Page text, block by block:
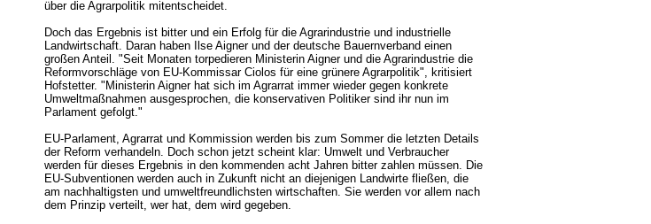
über die Agrarpolitik mitentscheidet.
Doch das Ergebnis ist bitter und ein Erfolg für die Agrarindustrie und industrielle
Landwirtschaft. Daran haben Ilse Aigner und der deutsche Bauernverband einen
großen Anteil. "Seit Monaten torpedieren Ministerin Aigner und die Agrarindustrie die
Reformvorschläge von EU-Kommissar Ciolos für eine grünere Agrarpolitik", kritisiert
Hofstetter. "Ministerin Aigner hat sich im Agrarrat immer wieder gegen konkrete
Umweltmaßnahmen ausgesprochen, die konservativen Politiker sind ihr nun im
Parlament gefolgt."
EU-Parlament, Agrarrat und Kommission werden bis zum Sommer die letzten Details
der Reform verhandeln. Doch schon jetzt scheint klar: Umwelt und Verbraucher
werden für dieses Ergebnis in den kommenden acht Jahren bitter zahlen müssen. Die
EU-Subventionen werden auch in Zukunft nicht an diejenigen Landwirte fließen, die
am nachhaltigsten und umweltfreundlichsten wirtschaften. Sie werden vor allem nach
dem Prinzip verteilt, wer hat, dem wird gegeben.